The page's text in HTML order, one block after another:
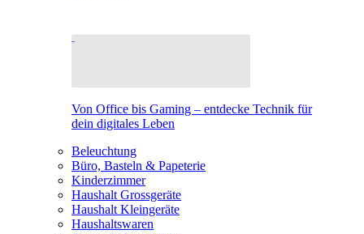
Von Office bis Gaming – entdecke Technik für
dein digitales Leben
Beleuchtung
Büro, Basteln & Papeterie
Kinderzimmer
Haushalt Grossgeräte
Haushalt Kleingeräte
Haushaltswaren